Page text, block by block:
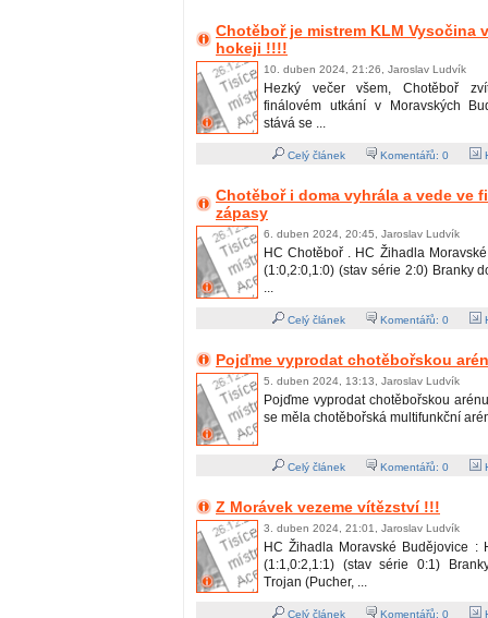
Chotěboř je mistrem KLM Vysočina
hokeji !!!!
10. duben 2024, 21:26, Jaroslav Ludvík
Hezký večer všem, Chotěboř
finálovém utkání v Moravských
stává se ...
Celý článek Komentářů: 0
Chotěboř i doma vyhrála a vede ve
zápasy
6. duben 2024, 20:45, Jaroslav Ludvík
HC Chotěboř . HC Žihadla
(1:0,2:0,1:0) (stav série 2:0) Branky
...
Celý článek Komentářů: 0
Pojďme vyprodat chotěbořskou
5. duben 2024, 13:13, Jaroslav Ludvík
Pojďme vyprodat chotěbořskou
se měla chotěbořská multifunkční
Celý článek Komentářů: 0
Z Morávek vezeme vítězství !!!
3. duben 2024, 21:01, Jaroslav Ludvík
HC Žihadla Moravské Budějovice :
(1:1,0:2,1:1) (stav série 0:1)
Trojan (Pucher, ...
Celý článek Komentářů: 0